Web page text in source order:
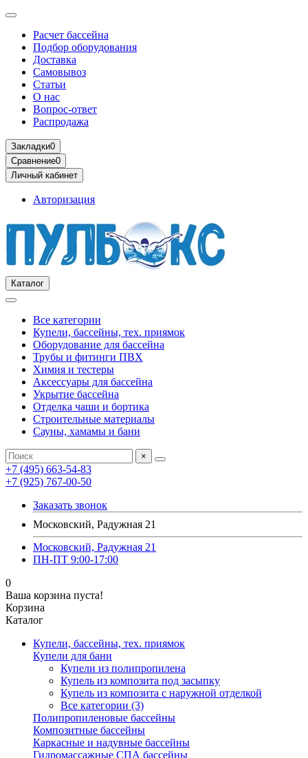
Расчет бассейна
Подбор оборудования
Доставка
Самовывоз
Статьи
О нас
Вопрос-ответ
Распродажа
Закладки0
Сравнение0
Личный кабинет
Авторизация
Каталог
Все категории
Купели, бассейны, тех. приямок
Оборудование для бассейна
Трубы и фитинги ПВХ
Химия и тестеры
Аксессуары для бассейна
Укрытие бассейна
Отделка чаши и бортика
Строительные материалы
Сауны, хамамы и бани
×
+7 (495) 663-54-83
+7 (925) 767-00-50
Заказать звонок
Московский, Радужная 21
Московский, Радужная 21
ПН-ПТ 9:00-17:00
0
Ваша корзина пуста!
Корзина
Каталог
Купели, бассейны, тех. приямок
Купели для бани
Купели из полипропилена
Купель из композита под засыпку
Купель из композита с наружной отделкой
Все категории (3)
Полипропиленовые бассейны
Композитные бассейны
Каркасные и надувные бассейны
Гидромассажные СПА бассейны